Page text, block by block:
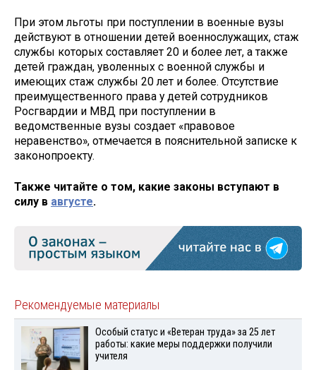
При этом льготы при поступлении в военные вузы
действуют в отношении детей военнослужащих, стаж
службы которых составляет 20 и более лет, а также
детей граждан, уволенных с военной службы и
имеющих стаж службы 20 лет и более. Отсутствие
преимущественного права у детей сотрудников
Росгвардии и МВД при поступлении в
ведомственные вузы создает «правовое
неравенство», отмечается в пояснительной записке к
законопроекту.
Также читайте о том, какие законы вступают в
силу в августе.
Рекомендуемые материалы
Особый статус и «Ветеран труда» за 25 лет
работы: какие меры поддержки получили
учителя